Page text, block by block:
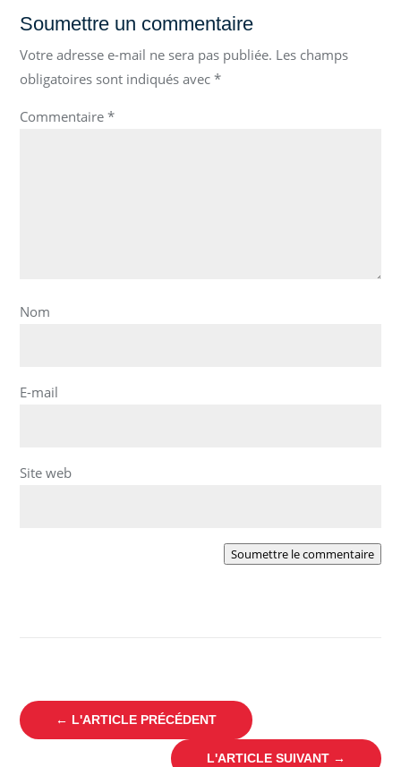
Soumettre un commentaire
Votre adresse e-mail ne sera pas publiée. Les champs
obligatoires sont indiqués avec*
Commentaire*
Nom
E-mail
Site web
Soumettre le commentaire
← L'ARTICLE PRÉCÉDENT
L'ARTICLE SUIVANT→